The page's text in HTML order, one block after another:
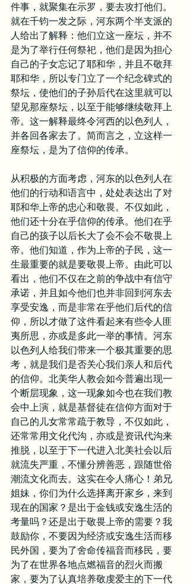
件事，就聚集在示罗，要去攻打他们。
就在千钧一发之际，河东两个半支派的
人给出了解释：他们立这一座坛，并不
是为了举行任何祭祀，他们是因为担心
自己的子女忘记了耶和华，并且不敬拜
耶和华，所以专门立了一个纪念碑式的
祭坛，使他们的子孙后代在这里就可以
望见那座祭坛，以至于能够继续敬拜上
帝。这一解释最终令河西的以色列人，
并各回各家去了。简而言之，立这样一
座祭坛，是为了信仰的传承。
从积极的方面考虑，河东的以色列人在
他们的行动和语言中，处处表达出了对
耶和华上帝的忠心和敬畏。不仅如此，
他们还十分在乎信仰的传承。他们在乎
自己的孩子以后长大了会不会不敬畏上
帝。他们知道，作为上帝的子民，这一
生最重要的就是要敬畏上帝。由此可以
看出，他们不仅在之前的争战中有信守
承诺，并且如今他们也并非回到河东去
享受安逸，而是非常在乎他们后代的信
仰，所以才做了这件看起来有些令人匪
夷所思，亦或是多此一举的事情。河东
以色列人给我们带来一个极其重要的思
考，就是我们是否关心我们亲人和后代
的信仰。北美华人教会如今普遍出现一
个断层现象，这一现象如今也在我们教
会中上演，就是基督徒在信仰方面对于
自己的儿女常常疏于教导，不仅如此，
还常常用文化代沟，亦或是资讯代沟来
推脱，以至于下一代进入北美社会以后
就流失严重，不懂分辨善恶，跟随世俗
潮流文化而去。这实在令人痛心！弟兄
姐妹，你们为什么选择离开家乡，来到
现在的国家？是出于金钱或安逸生活的
考量吗？还是出于敬畏上帝的需要？我
鼓励你，不要因为经济或安逸生活而移
民外国，要为了舍命传福音而移民，要
为了在世界各地点燃福音的烈火而搬
家，要为了认真培养敬虔爱主的下一代